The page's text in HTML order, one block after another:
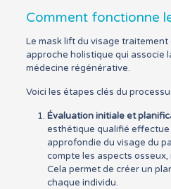
Comment fonctionne
Le mask lift du visage
approche holistique qui associe
médecine régénérative.
Voici les étapes clés du
Évaluation initiale et
esthétique qualifié effectue
approfondie du visage du
compte les aspects
Cela permet de créer un
chaque individu.